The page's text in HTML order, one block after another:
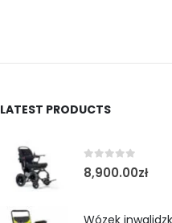
LATEST PRODUCTS
0out of 5
8,900.00zł